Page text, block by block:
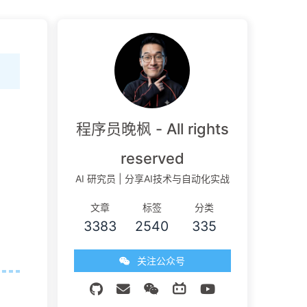
程序员晚枫 - All rights
reserved
AI 研究员 | 分享AI技术与自动化实战
文章
3383
标签
2540
分类
335
关注公众号